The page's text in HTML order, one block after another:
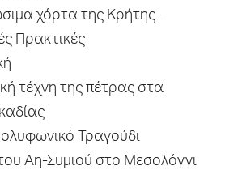
χόρτα της Κρήτης-
Πρακτικές
τέχνη της πέτρας στα
Τραγούδι
Αη-Συμιού στο Μεσολόγγι